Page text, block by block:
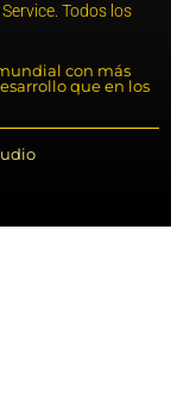
Todos los
con más
que en los